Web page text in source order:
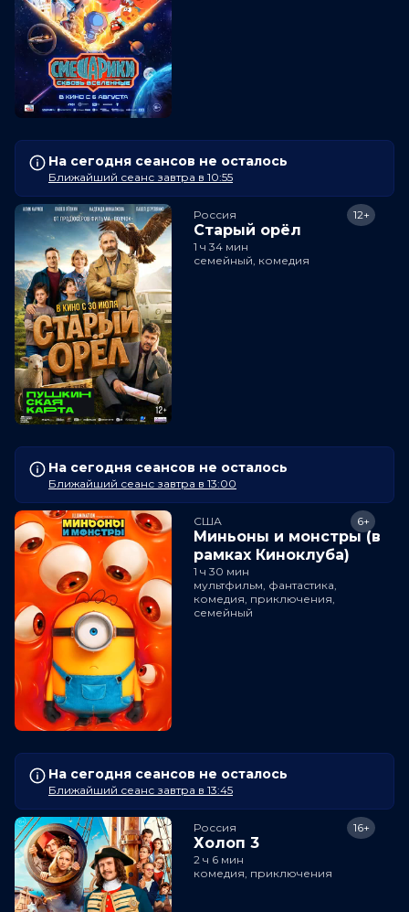
На сегодня сеансов не осталось
Ближайший сеанс завтра в 10:55
Россия
Старый орёл
12+
1 ч 34 мин
семейный, комедия
На сегодня сеансов не осталось
Ближайший сеанс завтра в 13:00
США
Миньоны и монстры (в
рамках Киноклуба)
6+
1 ч 30 мин
мультфильм, фантастика,
комедия, приключения,
семейный
На сегодня сеансов не осталось
Ближайший сеанс завтра в 13:45
Россия
Холоп 3
16+
2 ч 6 мин
комедия, приключения